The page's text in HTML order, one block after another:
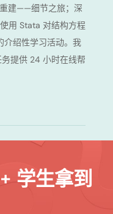
建——细节之旅；深
用 Stata 对结构方程
介绍性学习活动。我
提供 24 小时在线帮
学生拿到